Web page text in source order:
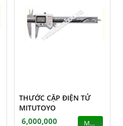
THƯỚC CẶP ĐIỆN TỬ
MITUTOYO
6,000,000
MUA